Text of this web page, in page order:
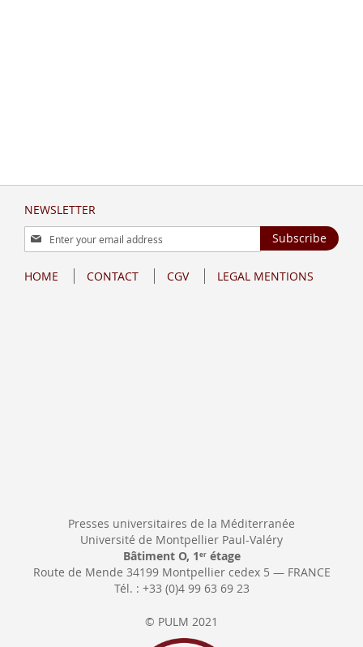
NEWSLETTER
Sign
Up
Our
Subscribe
HOME CONTACT CGV LEGAL MENTIONS
Presses universitaires de la Méditerranée
Université de Montpellier Paul-Valéry
Bâtiment O, 1 erétage
Route de Mende 34199 Montpellier cedex 5 — FRANCE
Tél. : +33 (0)4 99 63 69 23
© PULM 2021